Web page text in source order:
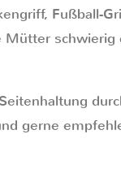
Fußball-
gerne